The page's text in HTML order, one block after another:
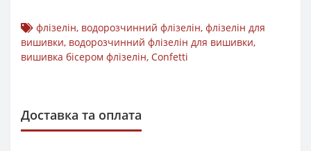
флізелін, водорозчинний флізелін, флізелін для
вишивки, водорозчинний флізелін для вишивки,
вишивка бісером флізелін, Confetti
Доставка та оплата